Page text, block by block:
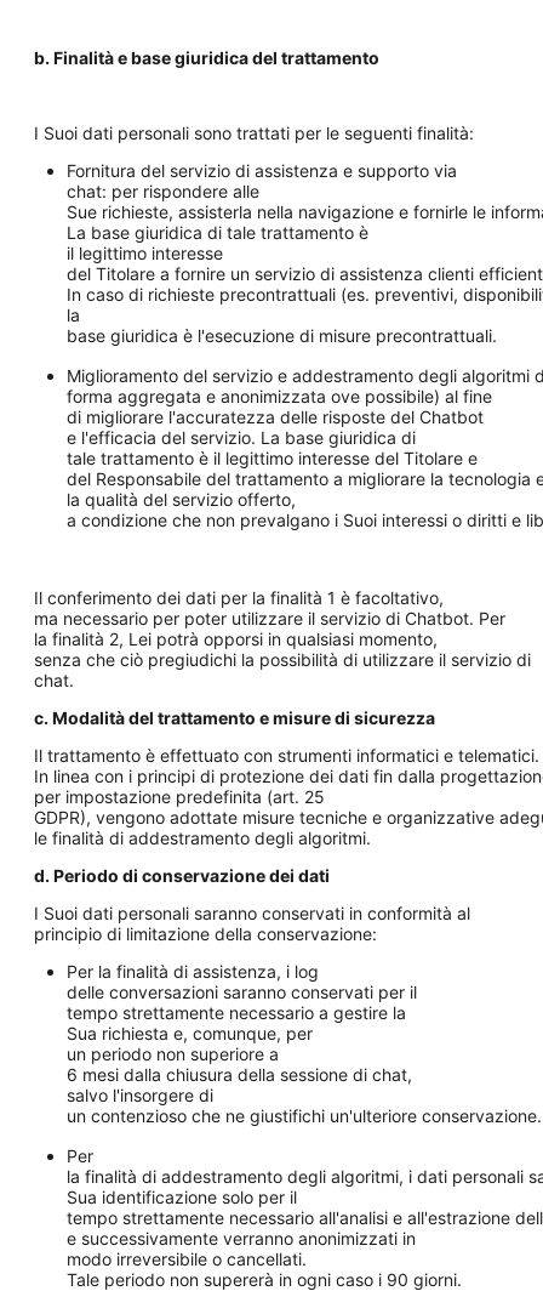
b. Finalità e base giuridica del trattamento
I Suoi dati personali sono trattati per le seguenti finalità:
Fornitura del servizio di assistenza e supporto via
chat: per rispondere alle
Sue richieste, assisterla nella navigazione e fornirle le
La base giuridica di tale trattamento è
il legittimo interesse
del Titolare a fornire un servizio di assistenza clienti
In caso di richieste precontrattuali (es. preventivi,
la
base giuridica è l'esecuzione di misure precontrattuali.
Miglioramento del servizio e addestramento degli
forma aggregata e anonimizzata ove possibile) al fine
di migliorare l'accuratezza delle risposte del Chatbot
e l'efficacia del servizio. La base giuridica di
tale trattamento è il legittimo interesse del Titolare e
del Responsabile del trattamento a migliorare la tecnologia
la qualità del servizio offerto,
a condizione che non prevalgano i Suoi interessi o diritti e
Il conferimento dei dati per la finalità 1 è facoltativo,
ma necessario per poter utilizzare il servizio di Chatbot. Per
la finalità 2, Lei potrà opporsi in qualsiasi momento,
senza che ciò pregiudichi la possibilità di utilizzare il servizio di
chat.
c. Modalità del trattamento e misure di sicurezza
Il trattamento è effettuato con strumenti informatici e telematici.
In linea con i principi di protezione dei dati fin dalla
per impostazione predefinita (art. 25
GDPR), vengono adottate misure tecniche e organizzative
le finalità di addestramento degli algoritmi.
d. Periodo di conservazione dei dati
I Suoi dati personali saranno conservati in conformità al
principio di limitazione della conservazione:
Per la finalità di assistenza, i log
delle conversazioni saranno conservati per il
tempo strettamente necessario a gestire la
Sua richiesta e, comunque, per
un periodo non superiore a
6 mesi dalla chiusura della sessione di chat,
salvo l'insorgere di
un contenzioso che ne giustifichi un'ulteriore
Per
la finalità di addestramento degli algoritmi, i dati personali
Sua identificazione solo per il
tempo strettamente necessario all'analisi e all'estrazione
e successivamente verranno anonimizzati in
modo irreversibile o cancellati.
Tale periodo non supererà in ogni caso i 90 giorni.